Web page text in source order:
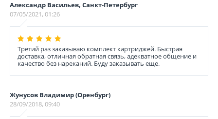
Александр Васильев, Санкт-Петербург
07/05/2021, 01:26
Третий раз заказываю комплект картриджей. Быстрая
доставка, отличная обратная связь, адекватное общение и
качество без нареканий. Буду заказывать еще.
Жунусов Владимир (Оренбург)
28/09/2018, 09:40